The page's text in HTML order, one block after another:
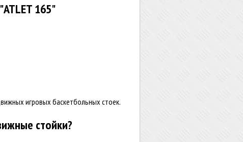
165"
игровых баскетбольных стоек.
стойки?